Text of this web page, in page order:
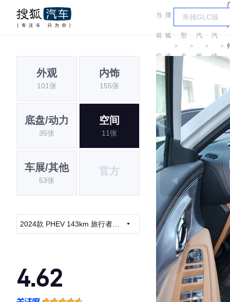
当
前
位
置:
搜
狐
汽
＞
车
型
大
全
＞
广
汽
传
＞
广
汽
传
＞
外观
101张
内饰
155张
底盘/动力
35张
空间
11张
车展/其他
53张
官方
2024款 PHEV 143km 旅行者
4.62